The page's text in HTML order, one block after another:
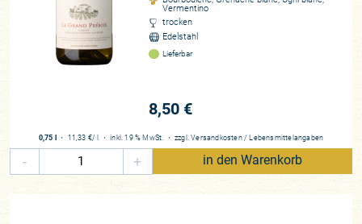
Vermentino
trocken
Edelstahl
Lieferbar
8,50 €
0,75 l ・ 11,33 €/ l ・inkl. 19 % MwSt. ・ zzgl.Versandkosten / Lebensmittelangaben
- + in den Warenkorb